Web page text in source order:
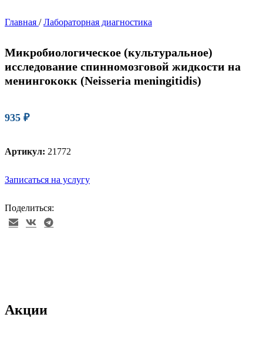
Главная / Лабораторная диагностика
Микробиологическое (культуральное)
исследование спинномозговой жидкости на
менингококк (Neisseria meningitidis)
935 ₽
Артикул: 21772
Записаться на услугу
Поделиться:
Акции